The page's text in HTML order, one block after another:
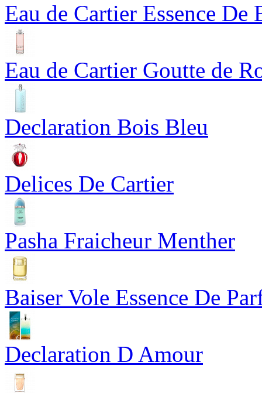
Eau de Cartier Essence De
Eau de Cartier Goutte de
Declaration Bois Bleu
Delices De Cartier
Pasha Fraicheur Menther
Baiser Vole Essence De
Declaration D Amour